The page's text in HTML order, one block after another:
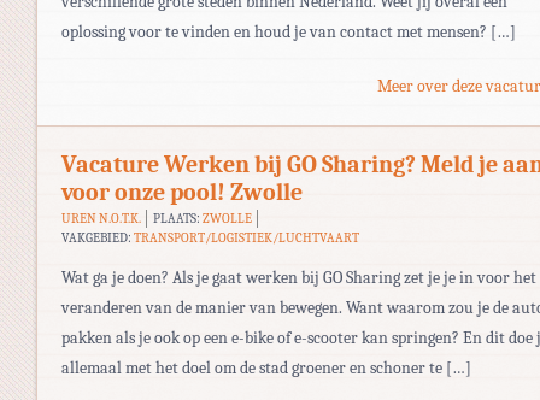
oplossing voor te vinden en houd je van contact met mensen? […]
Meer over deze
Vacature Werken bij GO Sharing? Meld je
voor onze pool! Zwolle
UREN N.O.T.K. PLAATS: ZWOLLE
VAKGEBIED: TRANSPORT/LOGISTIEK/LUCHTVAART
Wat ga je doen? Als je gaat werken bij GO Sharing zet je je in voor het
veranderen van de manier van bewegen. Want waarom zou je de
pakken als je ook op een e-bike of e-scooter kan springen? En dit doe
allemaal met het doel om de stad groener en schoner te […]